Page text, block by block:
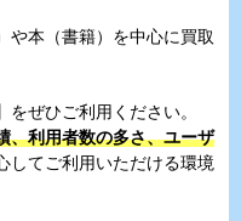
や本（書籍）を中心に買取
ぜひご利用ください。
、利用者数の多さ、ユーザ
してご利用いただける環境